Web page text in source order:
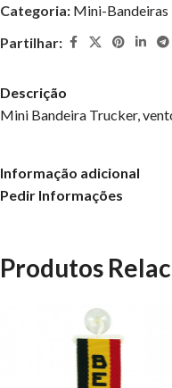
Categoria: Mini-Bandeiras
Partilhar:
Descrição
Mini Bandeira Trucker,
Informação adicional
Pedir Informações
Produtos